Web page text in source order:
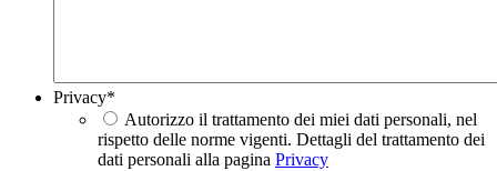
Privacy*
Autorizzo il trattamento dei miei dati personali, nel
rispetto delle norme vigenti. Dettagli del trattamento dei
dati personali alla pagina Privacy